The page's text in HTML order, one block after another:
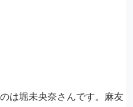
は堀未央奈さんです。麻友